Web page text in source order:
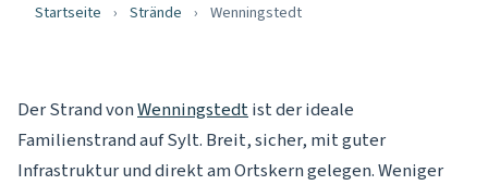
Startseite › Strände › Wenningstedt
Der Strand vonWenningstedtist der ideale
Familienstrand auf Sylt. Breit, sicher, mit guter
Infrastruktur und direkt am Ortskern gelegen. Weniger